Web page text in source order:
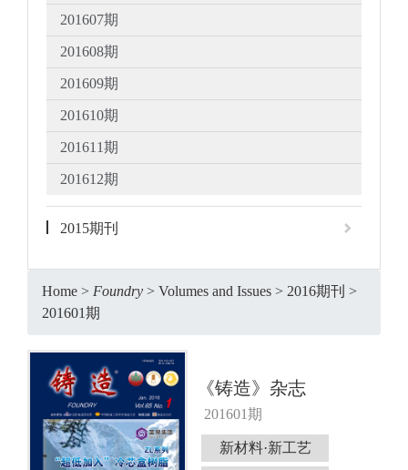
201607期
201608期
201609期
201610期
201611期
201612期
2015期刊
Home > Foundry > Volumes and Issues > 2016期刊 >
201601期
《铸造》杂志
201601期
新材料·新工艺